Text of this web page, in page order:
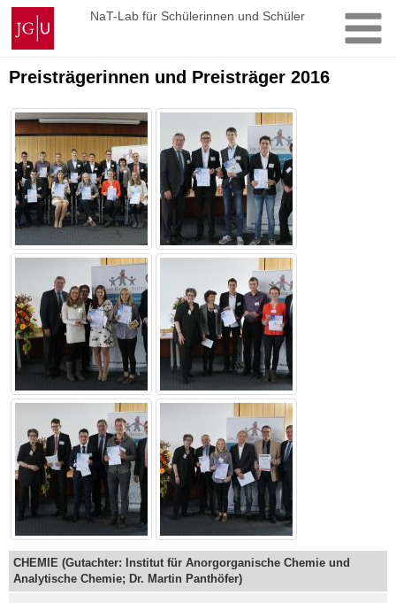
Zum
Inhalt
springen
Johannes
Gutenberg-
Universität
Mainz
NaT-Lab für Schülerinnen und Schüler
Preisträgerinnen und Preisträger 2016
CHEMIE (Gutachter: Institut für Anorgorganische Chemie und
Analytische Chemie; Dr. Martin Panthöfer)